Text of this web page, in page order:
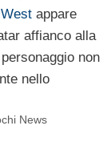
appare
affianco alla
non
nello
News